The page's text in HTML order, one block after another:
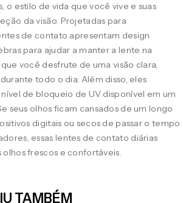
o estilo de vida que você vive e suas
da visão. Projetadas para
de contato apresentam design
para ajudar a manter a lente na
você desfrute de uma visão clara,
todo o dia. Além disso, eles
de bloqueio de UV disponível em um
seus olhos ficam cansados de um longo
digitais ou secos de passar o tempo
essas lentes de contato diárias
olhos frescos e confortáveis.
TAMBÉM